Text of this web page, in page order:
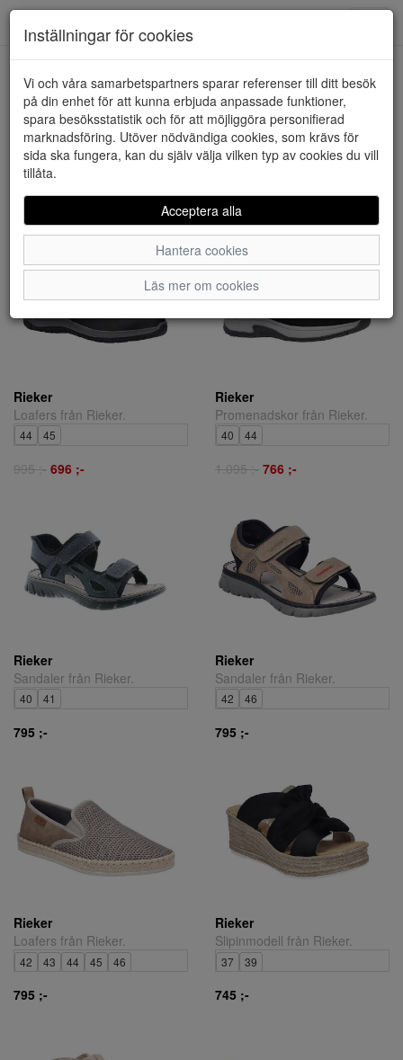
Rieker (186 artiklar)
Sortera efter:
Rieker
Loafers från Rieker.
44 45
995 ;- 696 ;-
Rieker
Promenadskor från Rieker.
40 44
1.095 ;- 766 ;-
Rieker
Sandaler från Rieker.
40 41
795 ;-
Rieker
Sandaler från Rieker.
42 46
795 ;-
Rieker
Loafers från Rieker.
42 43 44 45 46
795 ;-
Rieker
Slipinmodell från Rieker.
37 39
745 ;-
Inställningar för cookies
Vi och våra samarbetspartners sparar referenser till ditt besök
på din enhet för att kunna erbjuda anpassade funktioner,
spara besöksstatistik och för att möjliggöra personifierad
marknadsföring. Utöver nödvändiga cookies, som krävs för
sida ska fungera, kan du själv välja vilken typ av cookies du vill
tillåta.
Acceptera alla
Hantera cookies
Läs mer om cookies